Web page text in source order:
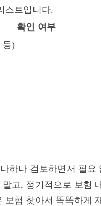
스트입니다.
확인 여부
등)
하나 검토하면서 필
고, 정기적으로 보험
험 찾아서 똑똑하게